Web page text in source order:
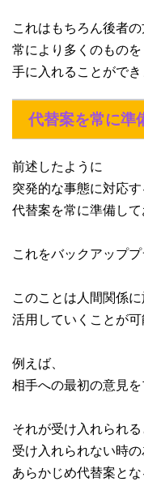
これはもちろん後者
常により多くのものを
手に入れることができ
代替案を常に準
前述したように
突発的な事態に対応す
代替案を常に準備して
これをバックアッププ
このことは人間関係
活用していくことが可
例えば、
相手への最初の意見を
それが受け入れられ
受け入れられない時の
あらかじめ代替案とな